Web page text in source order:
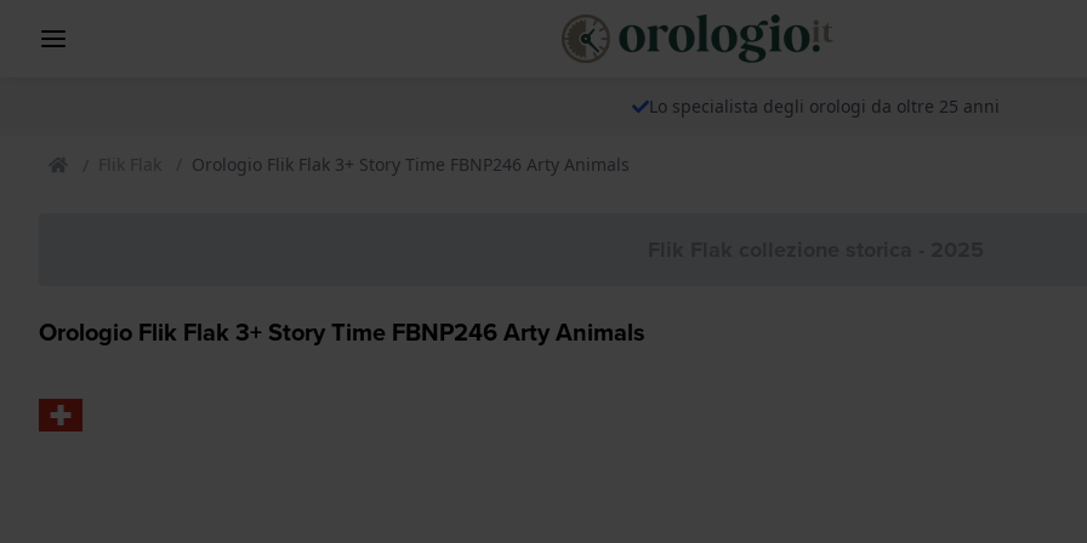
Lo specialista degli orologi da oltre 25 anni
Flik Flak Orologio Flik Flak 3+ Story Time FBNP246 Arty Animals
Orologio Flik Flak 3+ Story Time FBNP246 Arty Animals